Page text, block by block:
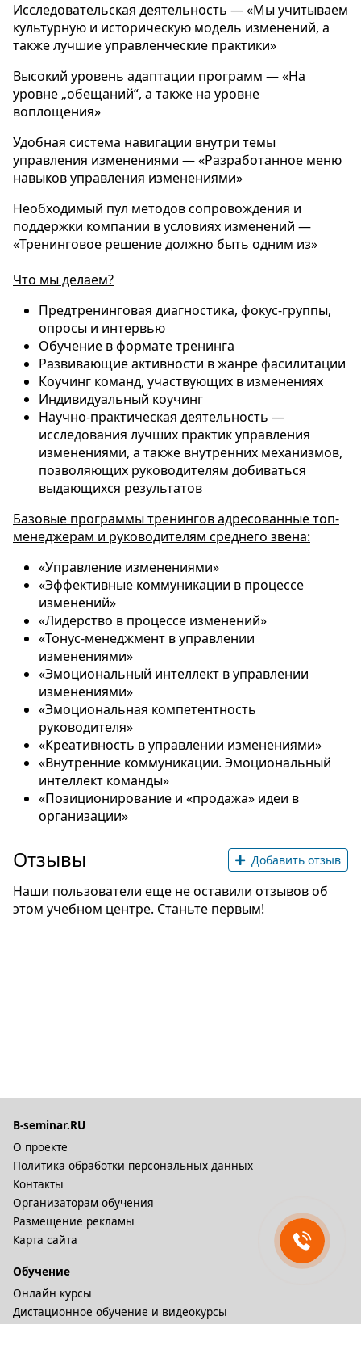
Исследовательская деятельность — «Мы учитываем
культурную и историческую модель изменений, а
также лучшие управленческие практики»
Высокий уровень адаптации программ — «На
уровне „обещаний“, а также на уровне
воплощения»
Удобная система навигации внутри темы
управления изменениями — «Разработанное меню
навыков управления изменениями»
Необходимый пул методов сопровождения и
поддержки компании в условиях изменений —
«Тренинговое решение должно быть одним из»
Что мы делаем?
Предтренинговая диагностика, фокус-группы,
опросы и интервью
Обучение в формате тренинга
Развивающие активности в жанре фасилитации
Коучинг команд, участвующих в изменениях
Индивидуальный коучинг
Научно-практическая деятельность —
исследования лучших практик управления
изменениями, а также внутренних механизмов,
позволяющих руководителям добиваться
выдающихся результатов
Базовые программы тренингов адресованные топ-
менеджерам и руководителям среднего звена:
«Управление изменениями»
«Эффективные коммуникации в процессе
изменений»
«Лидерство в процессе изменений»
«Тонус-менеджмент в управлении
изменениями»
«Эмоциональный интеллект в управлении
изменениями»
«Эмоциональная компетентность
руководителя»
«Креативность в управлении изменениями»
«Внутренние коммуникации. Эмоциональный
интеллект команды»
«Позиционирование и «продажа» идеи в
организации»
Отзывы Добавить отзыв
Наши пользователи еще не оставили отзывов об
этом учебном центре. Станьте первым!
B-seminar.RU
О проекте
Политика обработки персональных данных
Контакты
Организаторам обучения
Размещение рекламы
Карта сайта
Обучение
Онлайн курсы
Дистационное обучение и видеокурсы